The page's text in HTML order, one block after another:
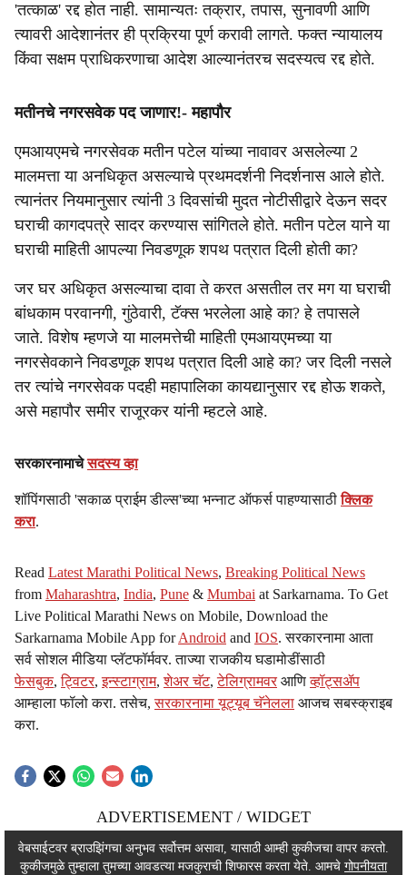
'तत्काळ' रद्द होत नाही. सामान्यतः तक्रार, तपास, सुनावणी आणि
त्यावरी आदेशानंतर ही प्रक्रिया पूर्ण करावी लागते. फक्त न्यायालय
किंवा सक्षम प्राधिकरणाचा आदेश आल्यानंतरच सदस्यत्व रद्द होते.
मतीनचे नगरसवेक पद जाणार!- महापौर
एमआयएमचे नगरसेवक मतीन पटेल यांच्या नावावर असलेल्या 2
मालमत्ता या अनधिकृत असल्याचे प्रथमदर्शनी निदर्शनास आले होते.
त्यानंतर नियमानुसार त्यांनी 3 दिवसांची मुदत नोटीसीद्वारे देऊन सदर
घराची कागदपत्रे सादर करण्यास सांगितले होते. मतीन पटेल याने या
घराची माहिती आपल्या निवडणूक शपथ पत्रात दिली होती का?
जर घर अधिकृत असल्याचा दावा ते करत असतील तर मग या घराची
बांधकाम परवानगी, गुंठेवारी, टॅक्स भरलेला आहे का? हे तपासले
जाते. विशेष म्हणजे या मालमत्तेची माहिती एमआयएमच्या या
नगरसेवकाने निवडणूक शपथ पत्रात दिली आहे का? जर दिली नसले
तर त्यांचे नगरसेवक पदही महापालिका कायद्यानुसार रद्द होऊ शकते,
असे महापौर समीर राजूरकर यांनी म्हटले आहे.
सरकारनामाचेसदस्य व्हा
शॉपिंगसाठी 'सकाळ प्राईम डील्स'च्या भन्नाट ऑफर्स पाहण्यासाठीक्लिक
करा.
Read Latest Marathi Political News, Breaking Political News
from Maharashtra, India, Pune & Mumbai at Sarkarnama. To Get
Live Political Marathi News on Mobile, Download the
Sarkarnama Mobile App forAndroid and IOS. सरकारनामा आता
सर्व सोशल मीडिया प्लॅटफॉर्मवर. ताज्या राजकीय घडामोडींसाठी
फेसबुक,ट्विटर,इन्स्टाग्राम,शेअर चॅट,टेलिग्रामवर आणिव्हॉट्सॲप
आम्हाला फॉलो करा. तसेच,सरकारनामा यूट्यूब चॅनेलला आजच सबस्क्राइब
करा.
ADVERTISEMENT / WIDGET
ADVERTISEMENT / WIDGET
वेबसाईटवर ब्राउझिंगचा अनुभव सर्वोत्तम असावा, यासाठी आम्ही कुकीजचा वापर करतो.
कुकीजमुळे तुम्हाला तुमच्या आवडत्या मजकुराची शिफारस करता येते. आमचे गोपनीयता